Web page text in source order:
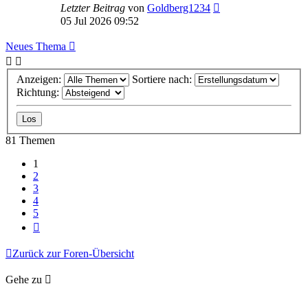
Letzter Beitrag von Goldberg1234
05 Jul 2026 09:52
Neues Thema
Anzeigen:
Sortiere nach:
Richtung:
81 Themen
1
2
3
4
5
Zurück zur Foren-Übersicht
Gehe zu